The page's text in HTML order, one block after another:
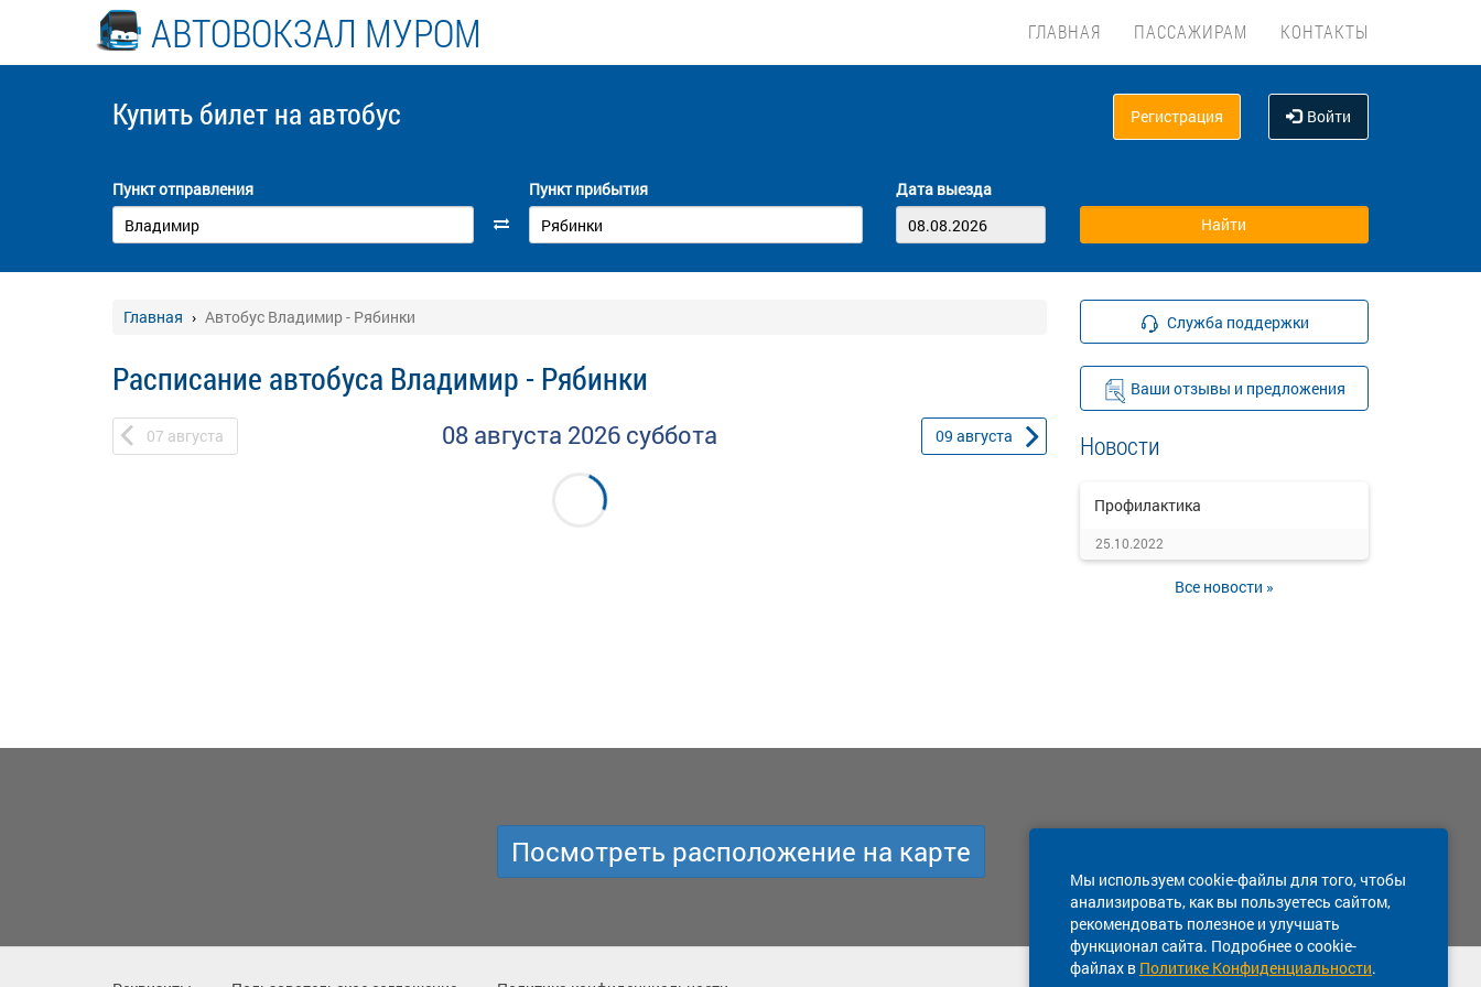
АВТОВОКЗАЛ МУРОМ ГЛАВНАЯ ПАССАЖИРАМ КОНТАКТЫ
Купить билет на автобус Регистрация Войти
Пункт отправления Пункт прибытия Дата выезда
Главная Автобус Владимир - Рябинки
Расписание автобуса Владимир - Рябинки
07 августа 08 августа 2026 суббота 09 августа
Служба поддержки
Ваши отзывы и предложения
Новости
Профилактика
25.10.2022
Все новости »
Мы используем cookie-файлы для того, чтобы
анализировать, как вы пользуетесь сайтом,
рекомендовать полезное и улучшать
функционал сайта. Подробнее о cookie-
файлах в Политике Конфиденциальности.
Посмотреть расположение на карте